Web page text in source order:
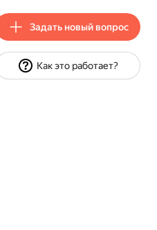
Задать новый вопрос
Как это работает?